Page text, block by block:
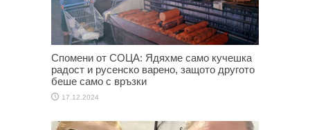
Спомени от СОЦА: Ядяхме само кучешка
радост и русенско варено, защото другото
беше само с връзки
17.12.2024